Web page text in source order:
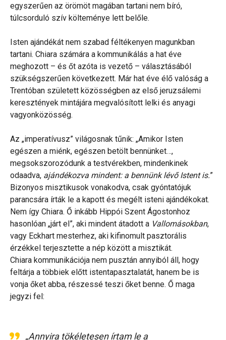
egyszerűen az örömöt magában tartani nem bíró,
túlcsorduló szív költeménye lett belőle.
Isten ajándékát nem szabad féltékenyen magunkban
tartani. Chiara számára a kommunikálás a hat éve
meghozott – és őt azóta is vezető – választásából
szükségszerűen következett. Már hat éve élő valóság a
Trentóban született közösségben az első jeruzsálemi
keresztények mintájára megvalósított lelki és anyagi
vagyonközösség.
Az „imperatívusz” világosnak tűnik: „Amikor Isten
egészen a miénk, egészen betölt bennünket…,
megsokszorozódunk a testvérekben, mindenkinek
odaadva, ajándékozva mindent: a bennünk lévő Istent is.”
Bizonyos misztikusok vonakodva, csak gyóntatójuk
parancsára írták le a kapott és megélt isteni ajándékokat.
Nem így Chiara. Ő inkább Hippói Szent Ágostonhoz
hasonlóan „járt el”, aki mindent átadott a Vallomásokban,
vagy Eckhart mesterhez, aki kifinomult pasztorális
érzékkel terjesztette a nép között a misztikát.
Chiara kommunikációja nem pusztán annyiból áll, hogy
feltárja a többiek előtt istentapasztalatát, hanem be is
vonja őket abba, részessé teszi őket benne. Ő maga
jegyzi fel:
„Annyira tökéletesen írtam le a